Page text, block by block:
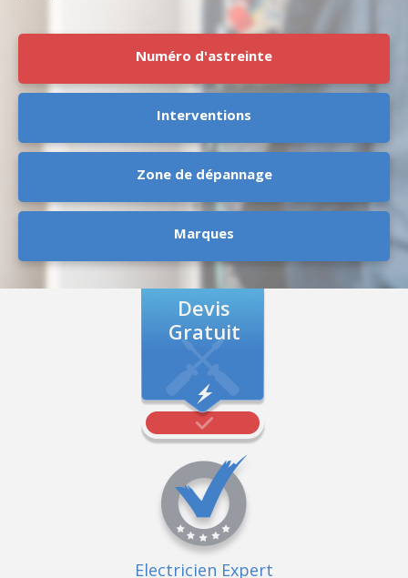
Numéro d'astreinte
Interventions
Zone de dépannage
Marques
Devis
Gratuit
Electricien Expert